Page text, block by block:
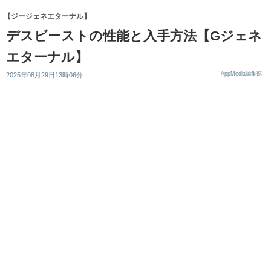
【ジージェネエターナル】
デスビーストの性能と入手方法【Gジェネ
エターナル】
2025年08月29日13時06分 AppMedia編集部